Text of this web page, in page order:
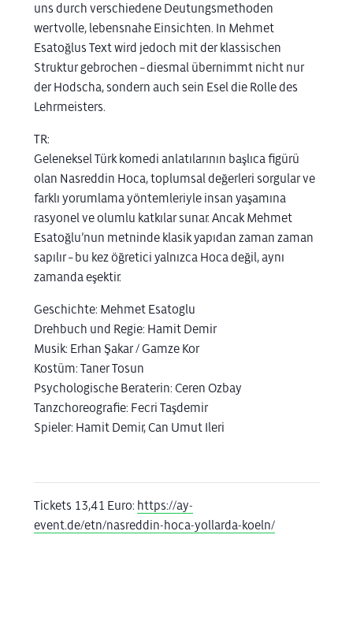
uns durch verschiedene Deutungsmethoden
wertvolle, lebensnahe Einsichten. In Mehmet
Esatoğlus Text wird jedoch mit der klassischen
Struktur gebrochen – diesmal übernimmt nicht nur
der Hodscha, sondern auch sein Esel die Rolle des
Lehrmeisters.
TR:
Geleneksel Türk komedi anlatılarının başlıca figürü
olan Nasreddin Hoca, toplumsal değerleri sorgular ve
farklı yorumlama yöntemleriyle insan yaşamına
rasyonel ve olumlu katkılar sunar. Ancak Mehmet
Esatoğlu’nun metninde klasik yapıdan zaman zaman
sapılır – bu kez öğretici yalnızca Hoca değil, aynı
zamanda eşektir.
Geschichte: Mehmet Esatoglu
Drehbuch und Regie: Hamit Demir
Musik: Erhan Şakar / Gamze Kor
Kostüm: Taner Tosun
Psychologische Beraterin: Ceren Ozbay
Tanzchoreografie: Fecri Taşdemir
Spieler: Hamit Demir, Can Umut Ileri
Tickets 13,41 Euro: https://ay-
event.de/etn/nasreddin-hoca-yollarda-koeln/